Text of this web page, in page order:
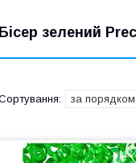
Бісер зелений